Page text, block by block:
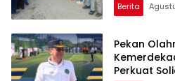
Doa
Berita
Pekan
Perkuat